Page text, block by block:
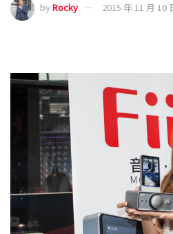
byRocky 2015 年 11 月 10